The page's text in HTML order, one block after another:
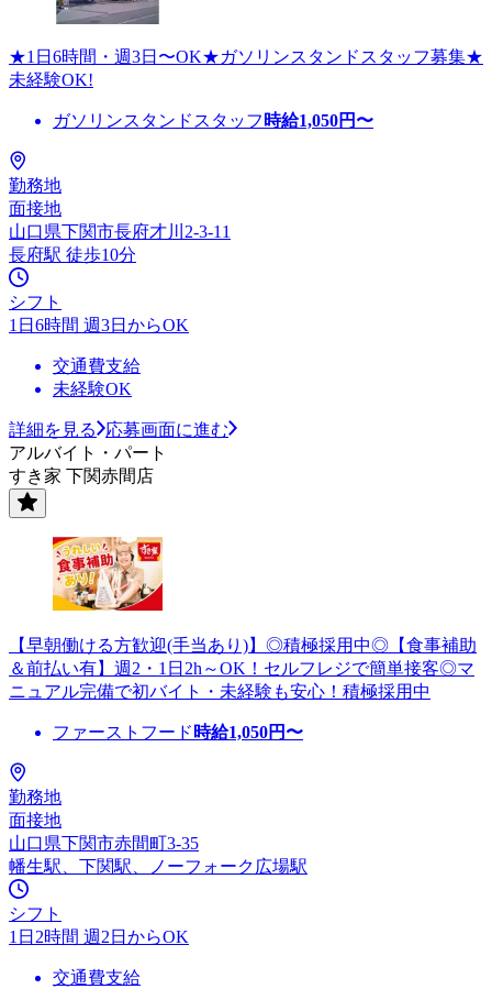
★1日6時間・週3日〜OK★ガソリンスタンドスタッフ募集★
未経験OK!
ガソリンスタンドスタッフ 時給1,050円〜
勤務地
面接地
山口県下関市長府才川2-3-11
長府駅 徒歩10分
シフト
1日6時間 週3日からOK
交通費支給
未経験OK
詳細を見る
応募画面に進む
アルバイト・パート
すき家 下関赤間店
【早朝働ける方歓迎(手当あり)】◎積極採用中◎【食事補助
＆前払い有】週2・1日2h～OK！セルフレジで簡単接客◎マ
ニュアル完備で初バイト・未経験も安心！積極採用中
ファーストフード 時給1,050円〜
勤務地
面接地
山口県下関市赤間町3-35
幡生駅、下関駅、ノーフォーク広場駅
シフト
1日2時間 週2日からOK
交通費支給